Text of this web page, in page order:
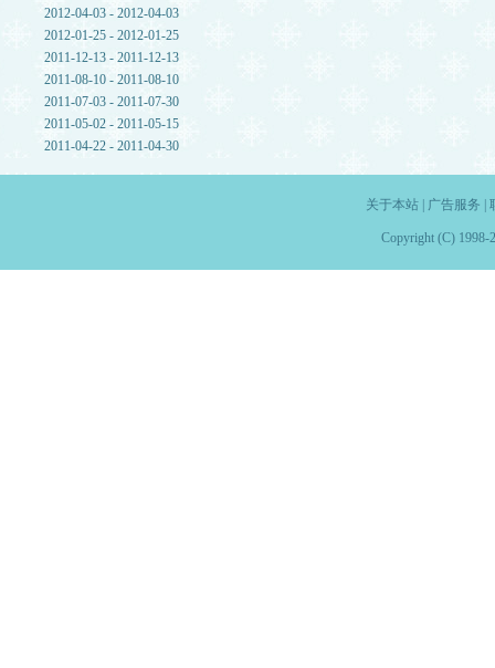
2012-04-03 - 2012-04-03
2012-01-25 - 2012-01-25
2011-12-13 - 2011-12-13
2011-08-10 - 2011-08-10
2011-07-03 - 2011-07-30
2011-05-02 - 2011-05-15
2011-04-22 - 2011-04-30
关于本站| 广告服务
Copyright (C) 1998-